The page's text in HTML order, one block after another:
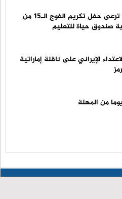
وزيرة التنمية ترعى حفل تكريم الفوج الـ15 من
صندوق حياة للتعليم
الإيراني على ناقلة إماراتية